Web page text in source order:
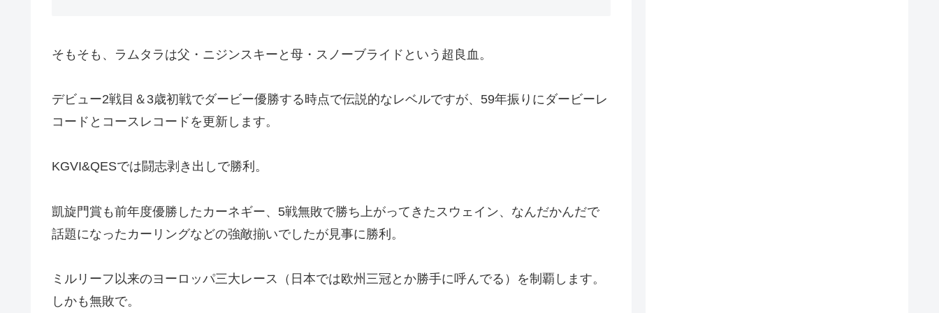
そもそも、ラムタラは父・ニジンスキーと母・スノーブライドという超良血。
デビュー2戦目＆3歳初戦でダービー優勝する時点で伝説的なレベルですが、59年振りにダービーレ
コードとコースレコードを更新します。
KGVI&QESでは闘志剥き出しで勝利。
凱旋門賞も前年度優勝したカーネギー、5戦無敗で勝ち上がってきたスウェイン、なんだかんだで
話題になったカーリングなどの強敵揃いでしたが見事に勝利。
ミルリーフ以来のヨーロッパ三大レース（日本では欧州三冠とか勝手に呼んでる）を制覇します。
しかも無敗で。